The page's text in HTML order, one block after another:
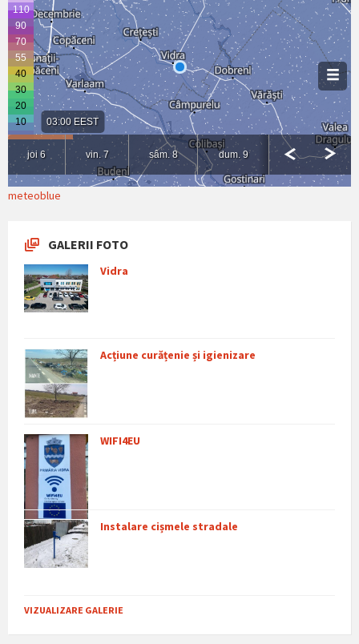
meteoblue
GALERII FOTO
Vidra
Acțiune curățenie și igienizare
WIFI4EU
Instalare cișmele stradale
VIZUALIZARE GALERIE